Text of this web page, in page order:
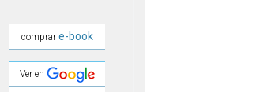
comprar e-book
Ver en